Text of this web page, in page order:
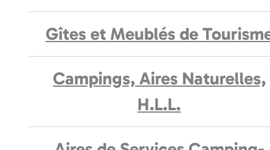
Gîtes et Meublés de
Campings, Aires Naturelles,
H.L.L.